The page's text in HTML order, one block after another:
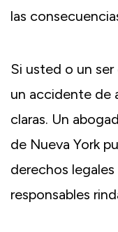
las
Si usted o un
un accidente de
claras. Un
de Nueva York
derechos
responsables